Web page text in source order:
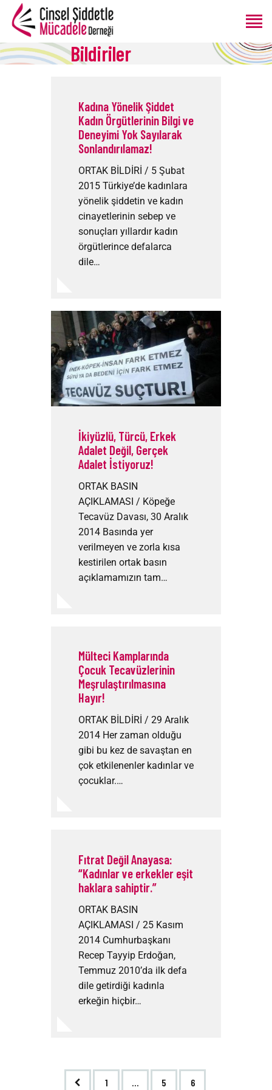
Bildiriler
PROGRAMLAR
ÜRETIMLER
Kadına Yönelik Şiddet
Kadın Örgütlerinin Bilgi ve
Deneyimi Yok Sayılarak
Sonlandırılamaz!
ORTAK BİLDİRİ / 5 Şubat
2015 Türkiye’de kadınlara
yönelik şiddetin ve kadın
cinayetlerinin sebep ve
sonuçları yıllardır kadın
örgütlerince defalarca
dile…
İkiyüzlü, Türcü, Erkek
Adalet Değil, Gerçek
Adalet İstiyoruz!
ORTAK BASIN
AÇIKLAMASI / Köpeğe
Tecavüz Davası, 30 Aralık
2014 Basında yer
verilmeyen ve zorla kısa
kestirilen ortak basın
açıklamamızın tam…
Mülteci Kamplarında
Çocuk Tecavüzlerinin
Meşrulaştırılmasına
Hayır!
ORTAK BİLDİRİ / 29 Aralık
2014 Her zaman olduğu
gibi bu kez de savaştan en
çok etkilenenler kadınlar ve
çocuklar.…
Fıtrat Değil Anayasa:
“Kadınlar ve erkekler eşit
haklara sahiptir.”
ORTAK BASIN
AÇIKLAMASI / 25 Kasım
2014 Cumhurbaşkanı
Recep Tayyip Erdoğan,
Temmuz 2010’da ilk defa
dile getirdiği kadınla
erkeğin hiçbir…
1 5 6